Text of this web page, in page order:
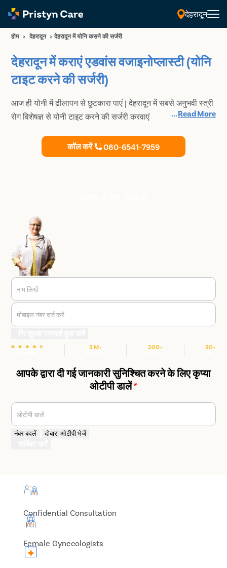
देहरादून
होम > देहरादून > देहरादून में योनि कसने की सर्जरी
देहरादून में कराएं एडवांस वजाइनोप्लास्टी (योनि
टाइट करने की सर्जरी)
आज ही योनी में ढीलापन से छुटकारा पाएं | देहरादून में सबसे अनुभवी स्त्री
रोग विशेषज्ञ से योनी टाइट करने की सर्जरी करवाएं
...Read More
कॉल करें 080-6541-7959
नाम लिखें
मोबाइल नंबर दर्ज करें
3 M+ 200+ 30+
आपके द्वारा दी गई जानकारी सुनिश्चित करने के लिए कृप्या
ओटीपी डालें*
ओटीपी डालें
नंबर बदलें दोबारा ओटीपी भेजें
Confidential Consultation
Female Gynecologists